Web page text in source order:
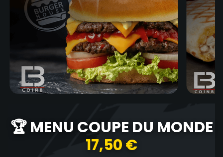
🏆 MENU COUPE DU MONDE
17,50 €